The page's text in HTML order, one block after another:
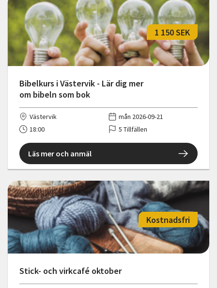
Bibelkurs i Västervik - Lär dig mer
om bibeln som bok
1 150 SEK
Västervik
mån 2026-09-21
18:00
5 Tillfällen
Läs mer och anmäl
Stick- och virkcafé oktober
Kostnadsfri